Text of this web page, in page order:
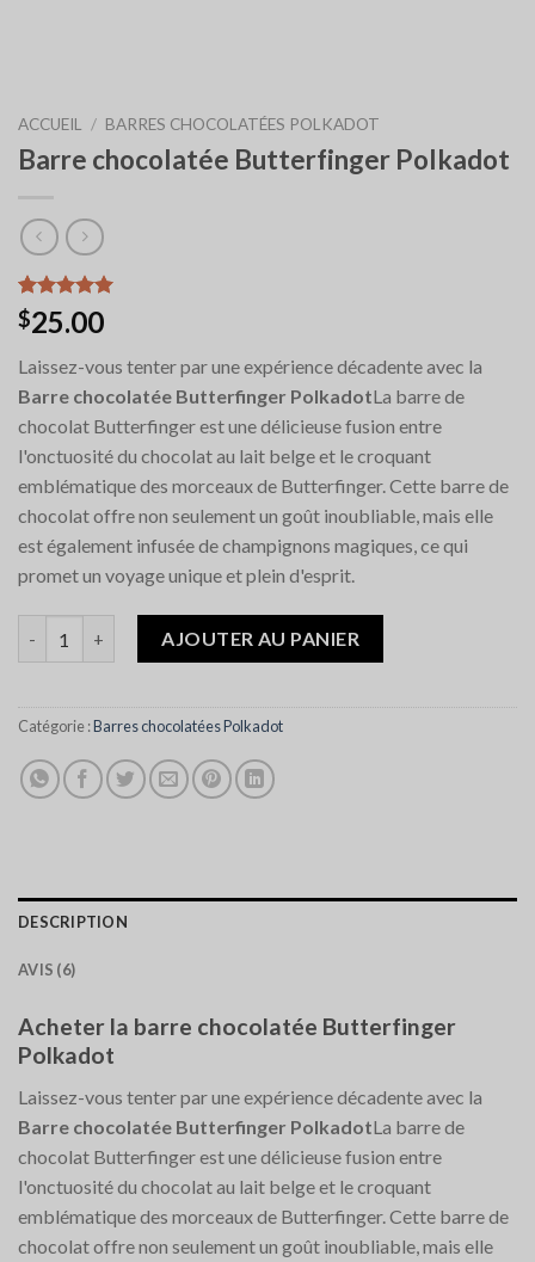
ACCUEIL / BARRES CHOCOLATÉES POLKADOT
Barre chocolatée Butterfinger Polkadot
Noté 5.00
sur 5 basé
6
notations
client
$25.00
Laissez-vous tenter par une expérience décadente avec la
Barre chocolatée Butterfinger PolkadotLa barre de
chocolat Butterfinger est une délicieuse fusion entre
l'onctuosité du chocolat au lait belge et le croquant
emblématique des morceaux de Butterfinger. Cette barre de
chocolat offre non seulement un goût inoubliable, mais elle
est également infusée de champignons magiques, ce qui
promet un voyage unique et plein d'esprit.
AJOUTER AU PANIER
Catégorie :Barres chocolatées Polkadot
DESCRIPTION
AVIS (6)
Acheter la barre chocolatée Butterfinger
Polkadot
Laissez-vous tenter par une expérience décadente avec la
Barre chocolatée Butterfinger PolkadotLa barre de
chocolat Butterfinger est une délicieuse fusion entre
l'onctuosité du chocolat au lait belge et le croquant
emblématique des morceaux de Butterfinger. Cette barre de
chocolat offre non seulement un goût inoubliable, mais elle